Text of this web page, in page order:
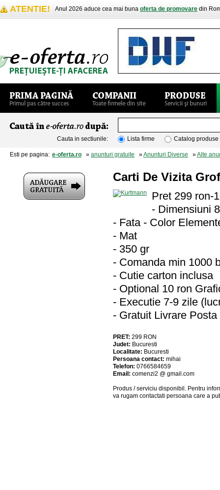
ATENTIE! Anul 2026 aduce cea mai buna oferta de promovare din
Cauta in sectiunile: Lista firme Catalog produse
Esti pe pagina: e-oferta.ro » anunturi gratuite »Anunturi Diverse »Alte
Carti De Vizita
Pret 299 ron-
- Dimensiuni
- Fata - Color
- Mat
- 350 gr
- Comanda min 1000
- Cutie carton inclusa
- Optional 10 ron
- Executie 7-9 zile
- Gratuit Livrare
PRET: 299 RON
Judet: Bucuresti
Localitate: Bucuresti
Persoana contact: mihai
Telefon: 0766584659
Email: comenzi2 @ gmail.com
Produs / serviciu disponibil . Pentru
va rugam contactati persoana care a